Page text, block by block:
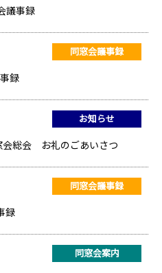
議事録
同窓会議事録
録
お知らせ
会総会 お礼のごあいさつ
同窓会議事録
録
同窓会案内